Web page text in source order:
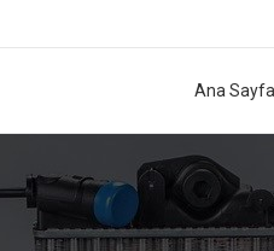
Ana Sayfa